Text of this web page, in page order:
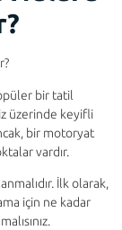
bir tatil
üzerinde keyifli
bir motoryat
vardır.
İlk olarak,
için ne kadar